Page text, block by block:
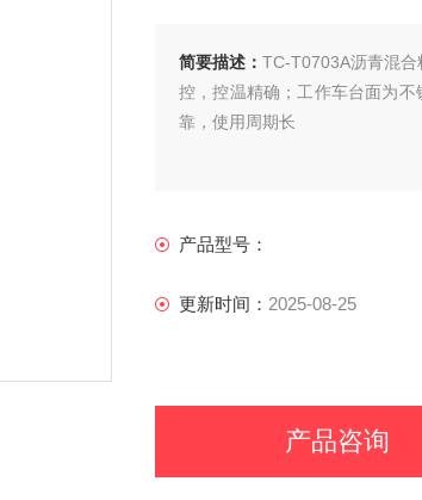
简要描述：TC-T0703A沥青混合
控，控温精确；工作车台面为
靠，使用周期长
产品型号：
更新时间： 2025-08-25
产品咨询